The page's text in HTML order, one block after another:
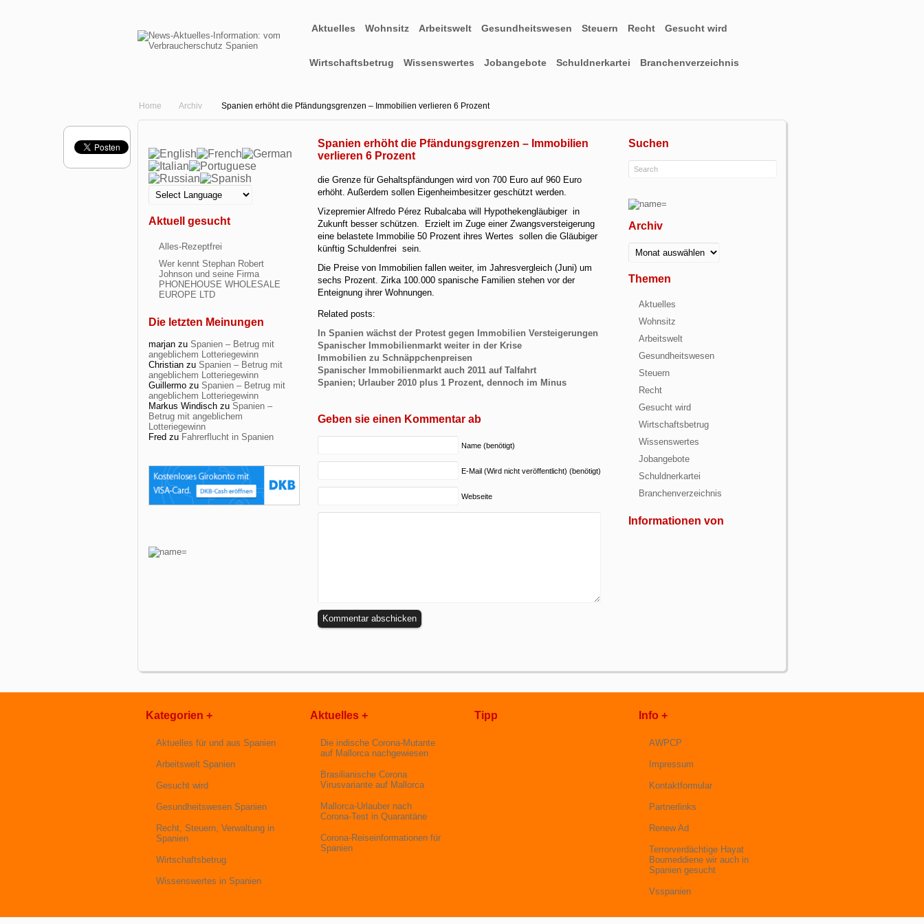
Aktuelles Wohnsitz Arbeitswelt Gesundheitswesen Steuern Recht Gesucht wird
Wirtschaftsbetrug Wissenswertes Jobangebote Schuldnerkartei Branchenverzeichnis
Home Archiv Spanien erhöht die Pfändungsgrenzen – Immobilien verlieren 6 Prozent
Aktuell gesucht
Alles-Rezeptfrei
Wer kennt Stephan Robert
Johnson und seine Firma
PHONEHOUSE WHOLESALE
EUROPE LTD
Die letzten Meinungen
marjan zu Spanien – Betrug mit
angeblichem Lotteriegewinn
Christian zu Spanien – Betrug mit
angeblichem Lotteriegewinn
Guillermo zu Spanien – Betrug mit
angeblichem Lotteriegewinn
Markus Windisch zu Spanien –
Betrug mit angeblichem
Lotteriegewinn
Fred zu Fahrerflucht in Spanien
Suchen
Archiv
Archiv
Themen
Aktuelles
Wohnsitz
Arbeitswelt
Gesundheitswesen
Steuern
Recht
Gesucht wird
Wirtschaftsbetrug
Wissenswertes
Jobangebote
Schuldnerkartei
Branchenverzeichnis
Informationen von
Spanien erhöht die Pfändungsgrenzen – Immobilien
verlieren 6 Prozent
die Grenze für Gehaltspfändungen wird von 700 Euro auf 960 Euro
erhöht. Außerdem sollen Eigenheimbesitzer geschützt werden.
Vizepremier Alfredo Pérez Rubalcaba will Hypothekengläubiger in
Zukunft besser schützen. Erzielt im Zuge einer Zwangsversteigerung
eine belastete Immobilie 50 Prozent ihres Wertes sollen die Gläubiger
künftig Schuldenfrei sein.
Die Preise von Immobilien fallen weiter, im Jahresvergleich (Juni) um
sechs Prozent. Zirka 100.000 spanische Familien stehen vor der
Enteignung ihrer Wohnungen.
Related posts:
In Spanien wächst der Protest gegen Immobilien Versteigerungen
Spanischer Immobilienmarkt weiter in der Krise
Immobilien zu Schnäppchenpreisen
Spanischer Immobilienmarkt auch 2011 auf Talfahrt
Spanien; Urlauber 2010 plus 1 Prozent, dennoch im Minus
Geben sie einen Kommentar ab
Name (benötigt)
E-Mail (Wird nicht veröffentlicht) (benötigt)
Webseite
Kategorien +
Aktuelles für und aus Spanien
Arbeitswelt Spanien
Gesucht wird
Gesundheitswesen Spanien
Recht, Steuern, Verwaltung in
Spanien
Wirtschaftsbetrug
Wissenswertes in Spanien
Aktuelles +
Die indische Corona-Mutante
auf Mallorca nachgewiesen
Brasilianische Corona
Virusvariante auf Mallorca
Mallorca-Urlauber nach
Corona-Test in Quarantäne
Corona-Reiseinformationen für
Spanien
Tipp Info +
AWPCP
Impressum
Kontaktformular
Partnerlinks
Renew Ad
Terrorverdächtige Hayat
Boumeddiene wir auch in
Spanien gesucht
Vsspanien